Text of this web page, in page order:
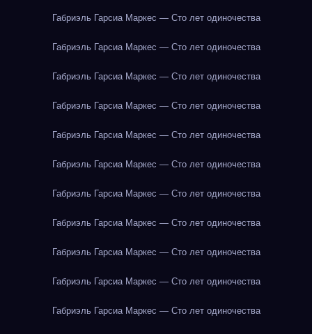
Габриэль Гарсиа Маркес — Сто лет одиночества
Габриэль Гарсиа Маркес — Сто лет одиночества
Габриэль Гарсиа Маркес — Сто лет одиночества
Габриэль Гарсиа Маркес — Сто лет одиночества
Габриэль Гарсиа Маркес — Сто лет одиночества
Габриэль Гарсиа Маркес — Сто лет одиночества
Габриэль Гарсиа Маркес — Сто лет одиночества
Габриэль Гарсиа Маркес — Сто лет одиночества
Габриэль Гарсиа Маркес — Сто лет одиночества
Габриэль Гарсиа Маркес — Сто лет одиночества
Габриэль Гарсиа Маркес — Сто лет одиночества